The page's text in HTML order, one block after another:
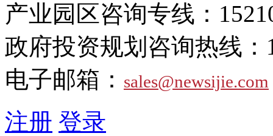
产业园区咨询专线：
政府投资规划咨询热线：
电子邮箱： sales@newsijie.com
注册 登录